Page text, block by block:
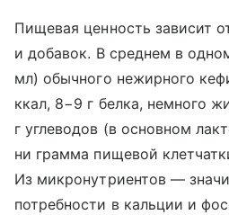
Пищевая ценность зависит
и добавок. В среднем в
мл) обычного нежирного
ккал, 8−9 г белка, немного
г углеводов (в основном
ни грамма пищевой
Из микронутриентов —
потребности в кальции и